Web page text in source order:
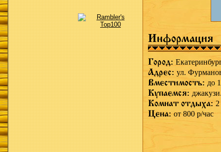
Информация
Город:
Адрес: ул.
Вместимость: до
Купаемся:
Комнат отдыха: 2
Цена: от 800 р/час